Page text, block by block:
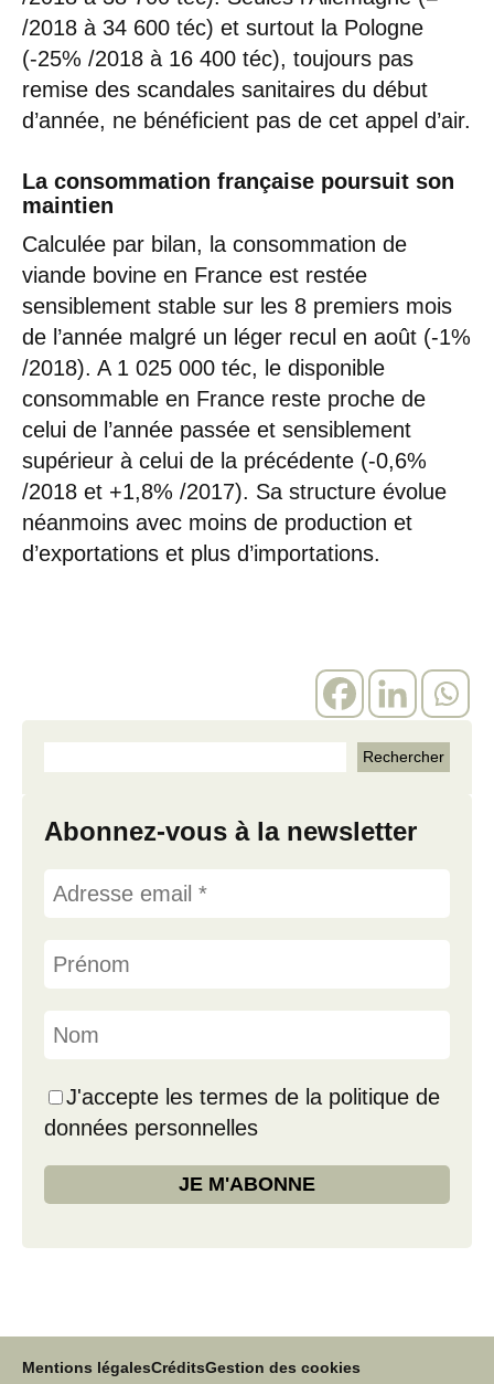
/2018 à 34 600 téc) et surtout la Pologne
(-25% /2018 à 16 400 téc), toujours pas
remise des scandales sanitaires du début
d’année, ne bénéficient pas de cet appel d’air.
La consommation française poursuit son
maintien
Calculée par bilan, la consommation de
viande bovine en France est restée
sensiblement stable sur les 8 premiers mois
de l’année malgré un léger recul en août (-1%
/2018). A 1 025 000 téc, le disponible
consommable en France reste proche de
celui de l’année passée et sensiblement
supérieur à celui de la précédente (-0,6%
/2018 et +1,8% /2017). Sa structure évolue
néanmoins avec moins de production et
d’exportations et plus d’importations.
Abonnez-vous à la newsletter
J'accepte les termes de la politique de
données personnelles
Mentions légalesCréditsGestion des cookies